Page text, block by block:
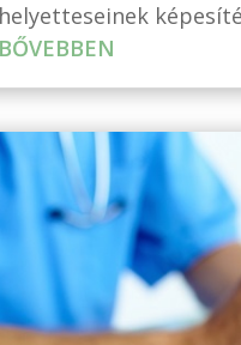
helyetteseinek
BŐVEBBEN